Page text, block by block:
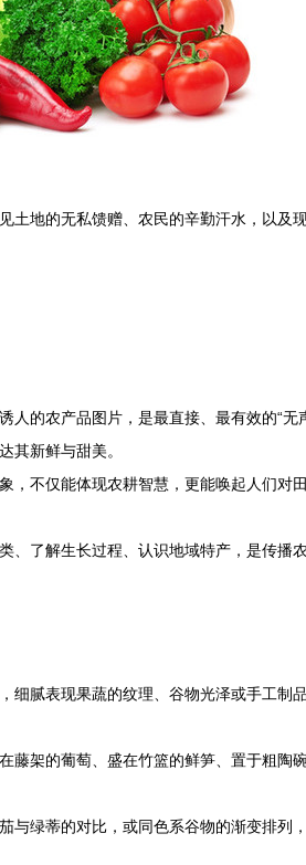
地的无私馈赠、农民的辛勤汗水，以及
人的农产品图片，是最直接、最有效的“
其新鲜与甜美。
，不仅能体现农耕智慧，更能唤起人们
了解生长过程、认识地域特产，是传播
细腻表现果蔬的纹理、谷物光泽或手工
藤架的葡萄、盛在竹篮的鲜笋、置于粗
与绿蒂的对比，或同色系谷物的渐变排列